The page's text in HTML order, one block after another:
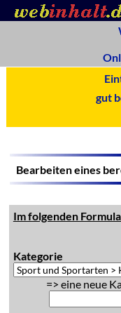
gut
Bearbeiten eines
Im folgenden
Kategorie
=> eine neue